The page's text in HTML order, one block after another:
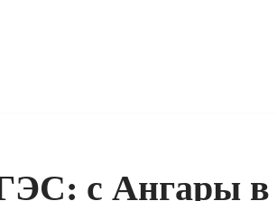
с Ангары в